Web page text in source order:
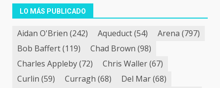
LO MÁS PUBLICADO
Aidan O'Brien (242) Aqueduct(54) Arena (797)
Bob Baffert(119) Chad Brown (98)
Charles Appleby(72) Chris Waller(67)
Curlin (59) Curragh (68) Del Mar(68)